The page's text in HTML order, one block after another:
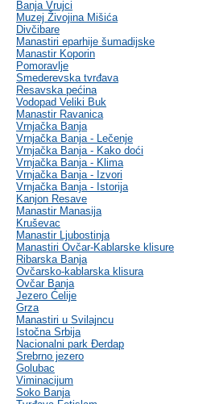
Banja Vrujci
Muzej Živojina Mišića
Divčibare
Manastiri eparhije šumadijske
Manastir Koporin
Pomoravlje
Smederevska tvrđava
Resavska pećina
Vodopad Veliki Buk
Manastir Ravanica
Vrnjačka Banja
Vrnjačka Banja - Lečenje
Vrnjačka Banja - Kako doći
Vrnjačka Banja - Klima
Vrnjačka Banja - Izvori
Vrnjačka Banja - Istorija
Kanjon Resave
Manastir Manasija
Kruševac
Manastir Ljubostinja
Manastiri Ovčar-Kablarske klisure
Ribarska Banja
Ovčarsko-kablarska klisura
Ovčar Banja
Jezero Ćelije
Grza
Manastiri u Svilajncu
Istočna Srbija
Nacionalni park Đerdap
Srebrno jezero
Golubac
Viminacijum
Soko Banja